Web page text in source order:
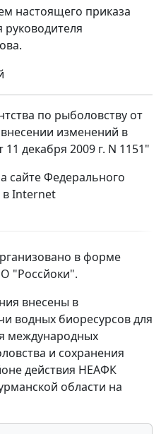
настоящего приказа
руководителя
по рыболовству от
внесении изменений в
декабря 2009 г. N 1151"
сайте Федерального
в Internet
в форме
"Россйоки".
внесены в
водных биоресурсов для
международных
и сохранения
действия НЕАФК
области на